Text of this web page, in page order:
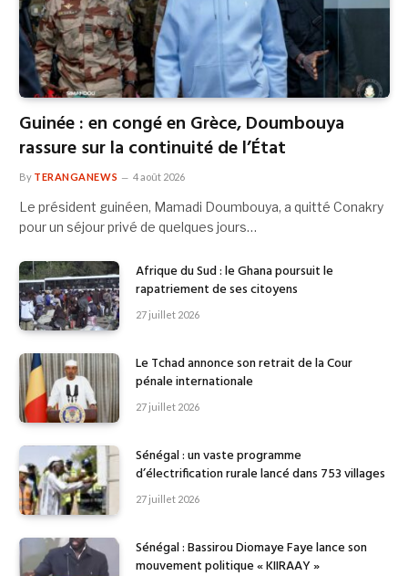
Guinée : en congé en Grèce, Doumbouya
rassure sur la continuité de l’État
By TERANGANEWS 4 août 2026
Le président guinéen, Mamadi Doumbouya, a quitté Conakry
pour un séjour privé de quelques jours…
Afrique du Sud : le Ghana poursuit le
rapatriement de ses citoyens
27 juillet 2026
Le Tchad annonce son retrait de la Cour
pénale internationale
27 juillet 2026
Sénégal : un vaste programme
d’électrification rurale lancé dans 753 villages
27 juillet 2026
Sénégal : Bassirou Diomaye Faye lance son
mouvement politique « KIIRAAY »